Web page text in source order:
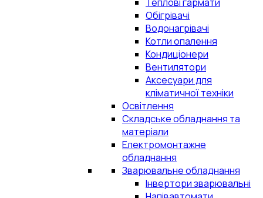
Обігрівачі
Водонагрівачі
Котли опалення
Кондиціонери
Вентилятори
Аксесуари для
кліматичної техніки
Освітлення
Складське обладнання та
матеріали
Електромонтажне
обладнання
Зварювальне обладнання
Інвертори зварювальні